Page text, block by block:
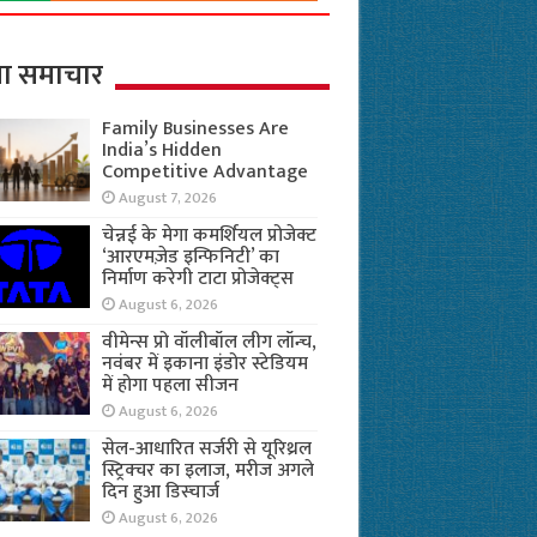
समाचार
Family Businesses Are
India’s Hidden
Competitive Advantage
August 7, 2026
चेन्नई के मेगा कमर्शियल प्रोजेक्ट
‘आरएमज़ेड इन्फिनिटी’ का
निर्माण करेगी टाटा प्रोजेक्ट्स
August 6, 2026
वीमेन्स प्रो वॉलीबॉल लीग लॉन्च,
नवंबर में इकाना इंडोर स्टेडियम
में होगा पहला सीजन
August 6, 2026
सेल-आधारित सर्जरी से यूरिथ्रल
स्ट्रिक्चर का इलाज, मरीज अगले
दिन हुआ डिस्चार्ज
August 6, 2026